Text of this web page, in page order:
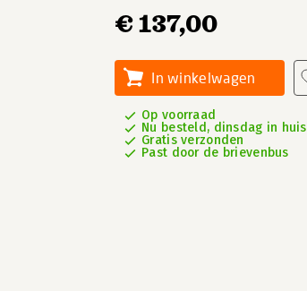
€ 137,00
In winkelwagen
Op voorraad
Nu besteld, dinsdag in huis
Gratis verzonden
Past door de brievenbus